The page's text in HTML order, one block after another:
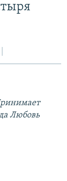
Любовь